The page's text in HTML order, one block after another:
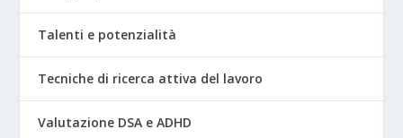
Talenti e potenzialità
Tecniche di ricerca attiva del lavoro
Valutazione DSA e ADHD